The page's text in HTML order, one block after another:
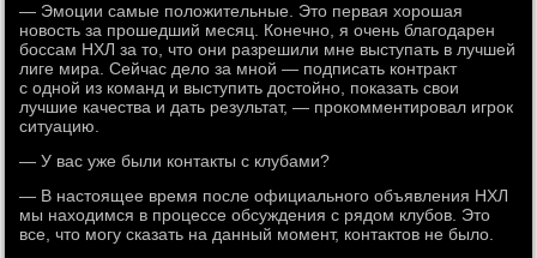
— Эмоции самые положительные. Это первая хорошая
новость за прошедший месяц. Конечно, я очень благодарен
боссам НХЛ за то, что они разрешили мне выступать в лучшей
лиге мира. Сейчас дело за мной — подписать контракт
с одной из команд и выступить достойно, показать свои
лучшие качества и дать результат, — прокомментировал игрок
ситуацию.
— У вас уже были контакты с клубами?
— В настоящее время после официального объявления НХЛ
мы находимся в процессе обсуждения с рядом клубов. Это
все, что могу сказать на данный момент, контактов не было.